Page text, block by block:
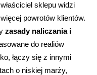
sklepu widzi
powrotów klientów.
zasady naliczania i
do realiów
łączy się z innymi
o niskiej marży,